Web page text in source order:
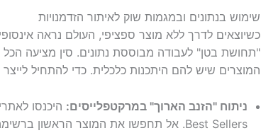
שימוש בנתונים ובמגמות שוק לאיתור הזדמנויות
כשיוצאים לדרך ללא מוצר ספציפי, העולם נראה
"תחושת בטן" לעבודה מבוססת נתונים. סין מציעה
המוצרים שיש להם היתכנות כלכלית. כדי להתחיל
ניתוח "הזנב הארוך" במרקטפלייסים: